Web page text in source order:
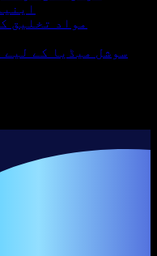
مواد تخلیق
سوشل میڈیا کے لیے